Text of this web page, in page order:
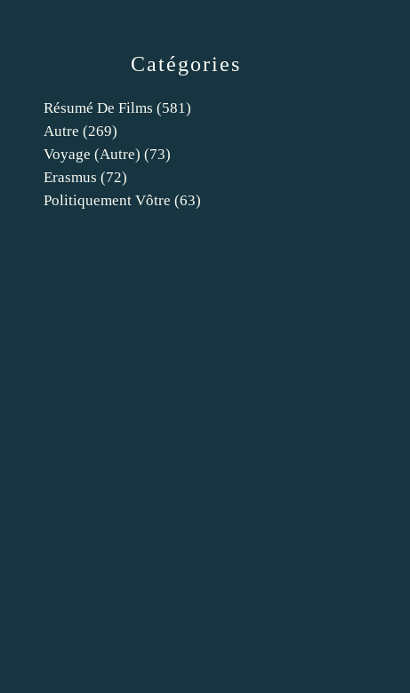
Catégories
Résumé De Films (581)
Autre (269)
Voyage (autre) (73)
Erasmus (72)
Politiquement Vôtre (63)